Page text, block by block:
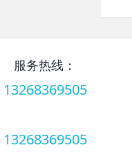
服务热线：
13268369505
13268369505